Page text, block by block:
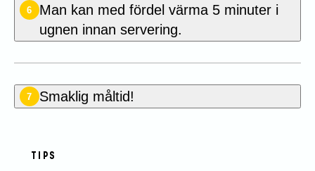
6
Man kan med fördel värma 5 minuter i
ugnen innan servering.
7 Smaklig måltid!
TIPS